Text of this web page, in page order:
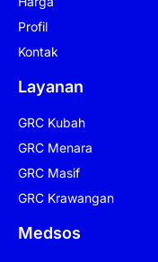
Profil
Kontak
Layanan
GRC Kubah
GRC Menara
GRC Masif
GRC Krawangan
Medsos